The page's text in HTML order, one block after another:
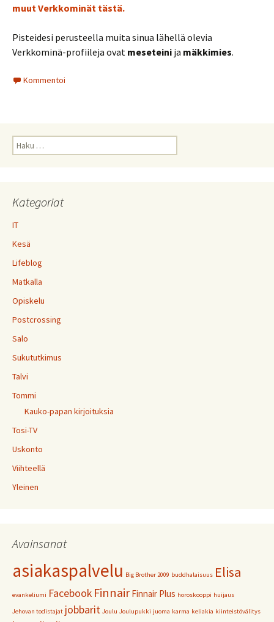
muut Verkkominät tästä.
Pisteidesi perusteella muita sinua lähellä olevia
Verkkominä-profiileja ovat meseteini ja mäkkimies.
Kommentoi
Haku:
Kategoriat
IT
Kesä
Lifeblog
Matkalla
Opiskelu
Postcrossing
Salo
Sukututkimus
Talvi
Tommi
Kauko-papan kirjoituksia
Tosi-TV
Uskonto
Viihteellä
Yleinen
Avainsanat
asiakaspalvelu Big Brother 2009 buddhalaisuus Elisa
evankeliumi Facebook Finnair Finnair Plus horoskooppi huijaus
Jehovan todistajat jobbarit Joulu Joulupukki juoma karma keliakia kiinteistövälitys